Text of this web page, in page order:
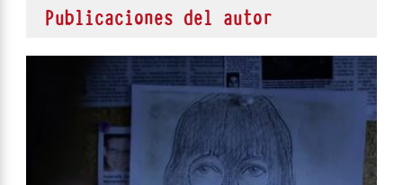
Publicaciones del autor